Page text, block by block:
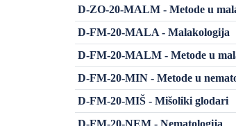
D-ZO-20-MALM - Metode u
D-FM-20-MALA - Malakologija
D-FM-20-MALM - Metode u
D-FM-20-MIN - Metode u
D-FM-20-MIŠ - Mišoliki glodari
D-FM-20-NEM - Nematologija